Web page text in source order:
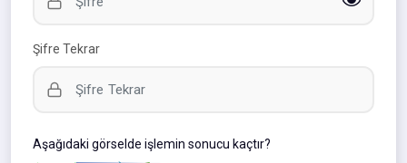
Şifre Tekrar
Aşağıdaki görselde işlemin sonucu kaçtır?